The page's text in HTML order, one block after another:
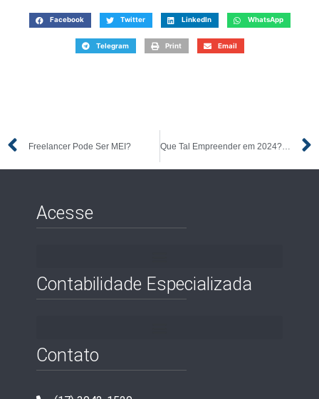
Facebook Twitter LinkedIn WhatsApp
Telegram Print Email
Freelancer Pode Ser MEI? Que Tal Empreender em 2024? Confira 12 Dicas Para Abrir Seu Negócio
Acesse
Contabilidade Especializada
Contato